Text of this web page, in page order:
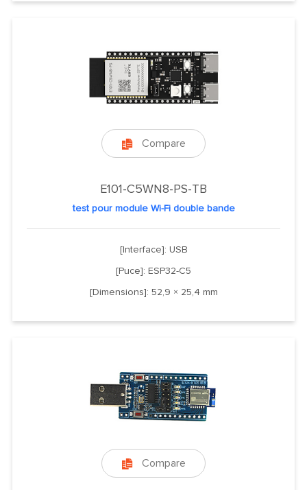
 Compare
E101-C5WN8-PS-TB
test pour module Wi-Fi double bande
[Interface]: USB
[Puce]: ESP32-C5
[Dimensions]: 52,9 × 25,4 mm
 Compare